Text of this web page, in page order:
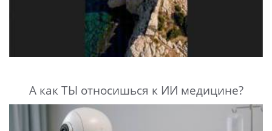
А как ТЫ относишься к ИИ медицине?